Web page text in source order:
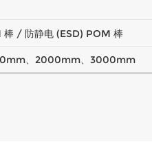
棒 / 防静电 (ESD) POM 棒
、2000mm、3000mm